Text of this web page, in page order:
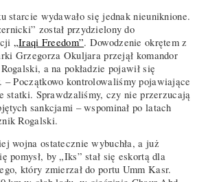
starcie wydawało się jednak nieuniknione.
został przydzielony do
„Iraqi Freedom”. Dowodzenie okrętem z
Grzegorza Okuljara przejął komandor
a na pokładzie pojawił się
. – Początkowo kontrolowaliśmy pojawiające
statki. Sprawdzaliśmy, czy nie przerzucają
sankcjami – wspominał po latach
Rogalski.
wojna ostatecznie wybuchła, a już
pomysł, by „Iks” stał się eskortą dla
który zmierzał do portu Umm Kasr.